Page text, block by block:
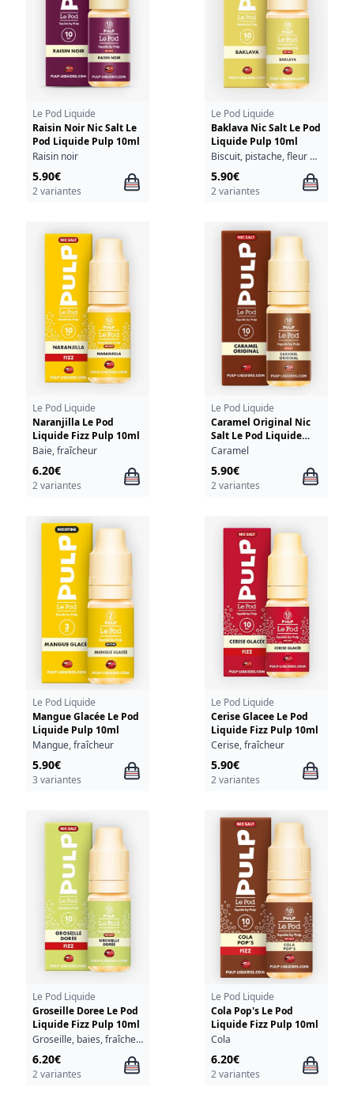
Le Pod Liquide
Raisin Noir Nic Salt Le
Pod Liquide Pulp 10ml
Raisin noir
5.90€
2 variantes
Le Pod Liquide
Baklava Nic Salt Le Pod
Liquide Pulp 10ml
Biscuit, pistache, fleur d'oranger
5.90€
2 variantes
Le Pod Liquide
Naranjilla Le Pod
Liquide Fizz Pulp 10ml
Baie, fraîcheur
6.20€
2 variantes
Le Pod Liquide
Caramel Original Nic
Salt Le Pod Liquide
Pulp 10ml
Caramel
5.90€
2 variantes
Le Pod Liquide
Mangue Glacée Le Pod
Liquide Pulp 10ml
Mangue, fraîcheur
5.90€
3 variantes
Le Pod Liquide
Cerise Glacee Le Pod
Liquide Fizz Pulp 10ml
Cerise, fraîcheur
5.90€
2 variantes
Le Pod Liquide
Groseille Doree Le Pod
Liquide Fizz Pulp 10ml
Groseille, baies, fraîcheur
6.20€
2 variantes
Le Pod Liquide
Cola Pop's Le Pod
Liquide Fizz Pulp 10ml
Cola
6.20€
2 variantes